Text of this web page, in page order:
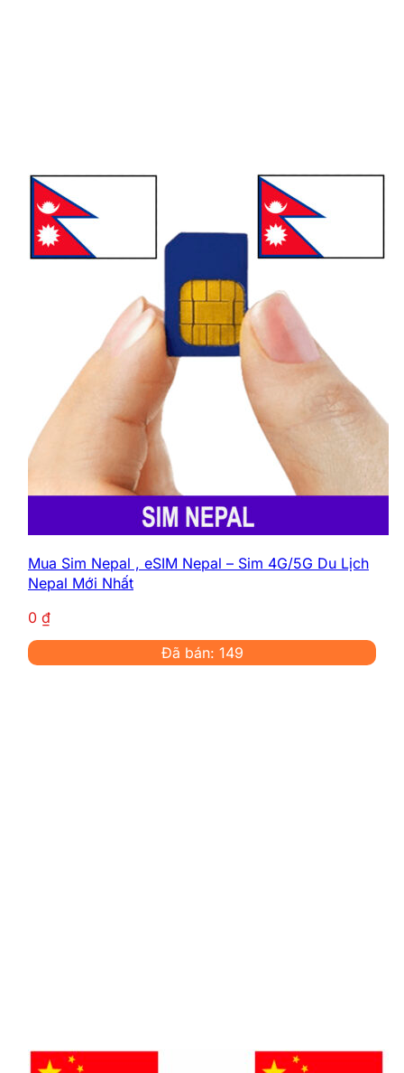
Mua Sim Nepal , eSIM Nepal – Sim 4G/5G Du Lịch
Nepal Mới Nhất
0 ₫
Đã bán: 149